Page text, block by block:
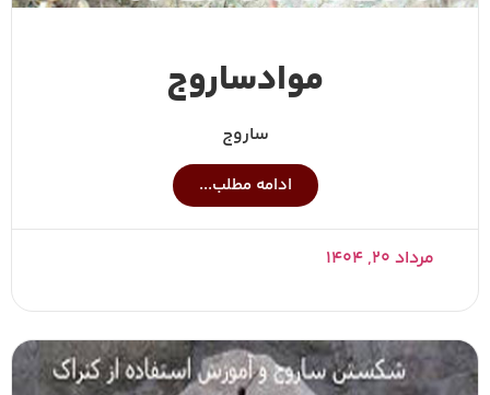
موادساروج
ساروج
ادامه مطلب...
مرداد ۲۰, ۱۴۰۴